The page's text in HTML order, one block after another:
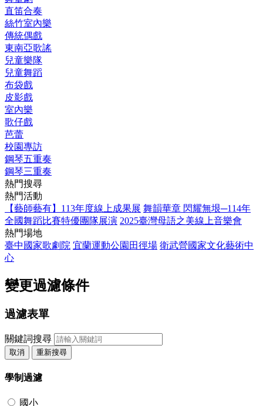
直笛合奏
絲竹室內樂
傳統偶戲
東南亞歌謠
兒童樂隊
兒童舞蹈
布袋戲
皮影戲
室內樂
歌仔戲
芭蕾
校園專訪
鋼琴五重奏
鋼琴三重奏
熱門搜尋
熱門活動
【藝師藝有】113年度線上成果展 舞韻華章 閃耀無垠─114年
全國舞蹈比賽特優團隊展演 2025臺灣母語之美線上音樂會
熱門場地
臺中國家歌劇院 宜蘭運動公園田徑場 衛武營國家文化藝術中
心
變更過濾條件
過濾表單
關鍵詞搜尋
取消 重新搜尋
學制過濾
國小